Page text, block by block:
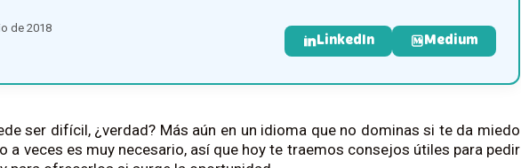
de 2018
LinkedIn Medium
ser difícil, ¿verdad? Más aún en un idioma que no dominas si te da miedo
a veces es muy necesario, así que hoy te traemos consejos útiles para pedir